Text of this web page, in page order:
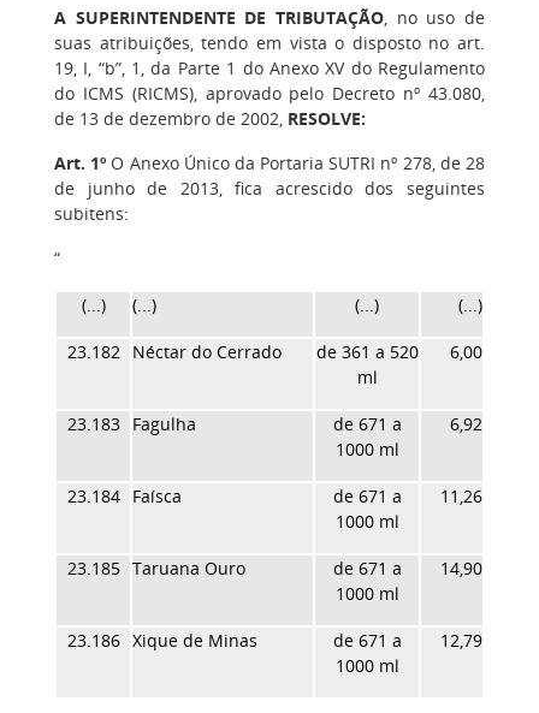
A SUPERINTENDENTE DE TRIBUTAÇÃO, no uso de
suas atribuições, tendo em vista o disposto no art.
19, I, “b”, 1, da Parte 1 do Anexo XV do Regulamento
do ICMS (RICMS), aprovado pelo Decreto nº 43.080,
de 13 de dezembro de 2002, RESOLVE:
Art. 1º O Anexo Único da Portaria SUTRI nº 278, de 28
de junho de 2013, fica acrescido dos seguintes
subitens:
“
(...) (...) (...) (...)
23.182 Néctar do Cerrado
de 361 a 520
ml
6,00
23.183 Fagulha
de 671 a
1000 ml
6,92
23.184 Faísca
de 671 a
1000 ml
11,26
23.185 Taruana Ouro
de 671 a
1000 ml
14,90
23.186 Xique de Minas
de 671 a
1000 ml
12,79